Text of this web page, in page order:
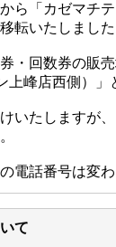
ら「カゼマチ
転いたしました
・回数券の販
上峰店西側）」
いたしますが
電話番号は変わ
て